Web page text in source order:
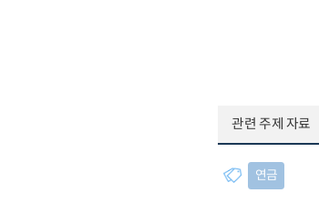
관련 주제 자료
연금